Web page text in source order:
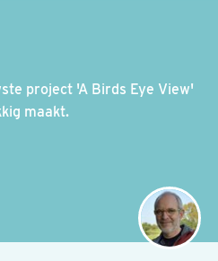
project 'A Birds Eye View'
maakt.